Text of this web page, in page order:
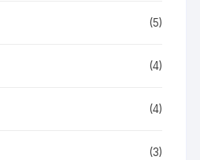
(5)
(4)
(4)
(3)